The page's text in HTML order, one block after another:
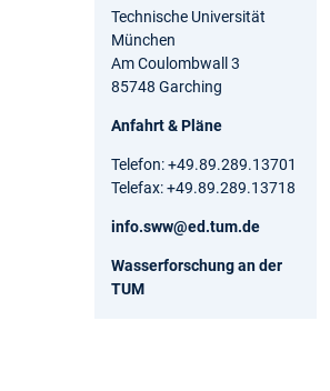
Technische Universität
München
Am Coulombwall 3
85748 Garching
Anfahrt & Pläne
Telefon: +49.89.289.13701
Telefax: +49.89.289.13718
info.sww@ed.tum.de
Wasserforschung an der
TUM